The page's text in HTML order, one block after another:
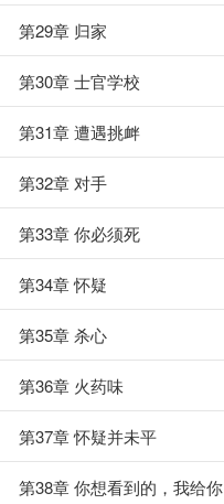
第29章 归家
第30章 士官学校
第31章 遭遇挑衅
第32章 对手
第33章 你必须死
第34章 怀疑
第35章 杀心
第36章 火药味
第37章 怀疑并未平
第38章 你想看到的，我给你